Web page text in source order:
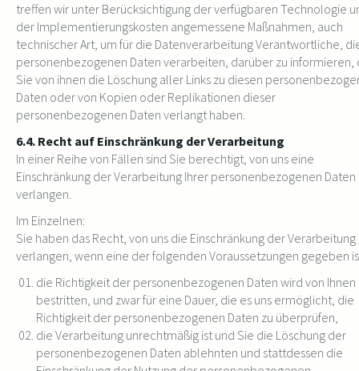
treffen wir unter Berücksichtigung der verfügbaren Technologie
der Implementierungskosten angemessene Maßnahmen, auch
technischer Art, um für die Datenverarbeitung Verantwortliche,
personenbezogenen Daten verarbeiten, darüber zu informieren,
Sie von ihnen die Löschung aller Links zu diesen
Daten oder von Kopien oder Replikationen dieser
personenbezogenen Daten verlangt haben.
6.4. Recht auf Einschränkung der Verarbeitung
In einer Reihe von Fällen sind Sie berechtigt, von uns eine
Einschränkung der Verarbeitung Ihrer personenbezogenen Daten
verlangen.
Im Einzelnen:
Sie haben das Recht, von uns die Einschränkung der Verarbeitung
verlangen, wenn eine der folgenden Voraussetzungen gegeben
die Richtigkeit der personenbezogenen Daten wird von Ihnen
bestritten, und zwar für eine Dauer, die es uns ermöglicht, die
Richtigkeit der personenbezogenen Daten zu überprüfen,
die Verarbeitung unrechtmäßig ist und Sie die Löschung der
personenbezogenen Daten ablehnten und stattdessen die